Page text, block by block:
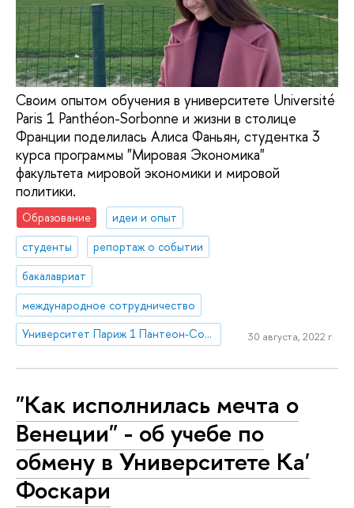
Своим опытом обучения в университете Université
Paris 1 Panthéon-Sorbonne и жизни в столице
Франции поделилась Алиса Фаньян, студентка 3
курса программы "Мировая Экономика"
факультета мировой экономики и мировой
политики.
Образование
идеи и опыт
студенты
репортаж о событии
бакалавриат
международное сотрудничество
Университет Париж 1 Пантеон-Сорбонна
30 августа, 2022 г.
"Как исполнилась мечта о
Венеции" - об учебе по
обмену в Университете Ка'
Фоскари